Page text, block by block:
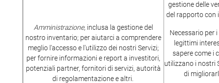
Amministrazione, inclusa la gestione del
nostro inventario; per aiutarci a comprendere
meglio l'accesso e l'utilizzo dei nostri Servizi;
per fornire informazioni e report a investitori,
potenziali partner, fornitori di servizi, autorità
di regolamentazione e altri.
gestione delle
del rapporto con
Necessario per
legittimi
sapere come i
utilizzano i nostri
di